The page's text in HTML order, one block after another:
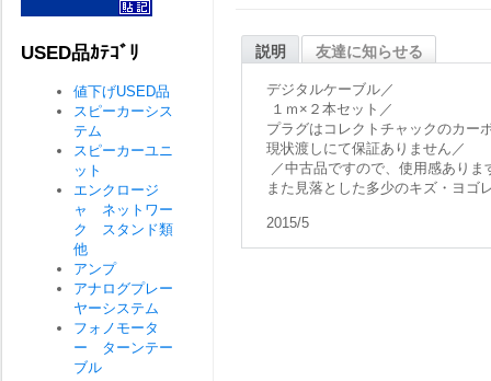
説明 友達に知らせる
デジタルケーブル／
１ｍ×２本セット／
プラグはコレクトチャックのカー
現状渡しにて保証ありません／
／中古品ですので、使用感ありま
また見落とした多少のキズ・ヨゴ
2015/5
USED品ｶﾃｺﾞﾘ
値下げUSED品
スピーカーシス
テム
スピーカーユニ
ット
エンクロージ
ャ ネットワー
ク スタンド類
他
アンプ
アナログプレー
ヤーシステム
フォノモータ
ー ターンテー
ブル